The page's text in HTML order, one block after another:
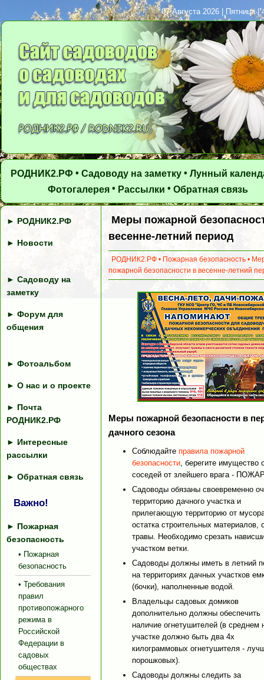
07 Августа 2026 | Пятница |
РОДНИК2.РФ • Садоводу на заметку• Лунный
Фотогалерея • Рассылки • Обратная связь
► РОДНИК2.РФ
► Новости
► Садоводу на
заметку
► Форум для
общения
► Фотоальбом
► О нас и о проекте
► Почта
РОДНИК2.РФ
► Интересные
рассылки
► Обратная связь
Важно!
► Пожарная
безопасность
• Пожарная
безопасность
• Требования
правил
противопожарного
режима в
Российской
Федерации в
садовых
обществах
Меры пожарной
весенне-летний период
РОДНИК2.РФ • Пожарная безопасность •
пожарной безопасности в весенне-летний
Меры пожарной безопасности в
дачного сезона
Соблюдайте правила пожарной
безопасности, берегите имущество
соседей от злейшего врага -
Садоводы обязаны своевременно
территорию дачного участка и
прилегающую территорию от
остатка строительных материалов,
травы. Необходимо срезать
участком ветки.
Садоводы должны иметь в летний
на территориях дачных участков
(бочки), наполненные водой.
Владельцы садовых домиков
дополнительно должны обеспечить
наличие огнетушителей (в среднем
участке должно быть два 4х
килограммовых огнетушителя -
порошковых).
Садоводы должны следить за